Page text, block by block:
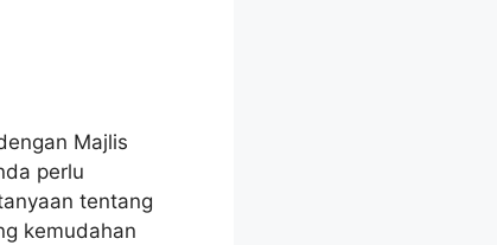
Majlis
perlu
tentang
kemudahan